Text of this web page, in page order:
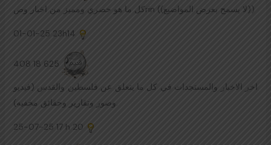
كل ما هو حصري ومميز من اخبار وصrin ((لا يسمح بعرض المواضيع))
01-01-25 23h14
408 18 625
اخر الاخبار والمستجدات في كل ما يتعلق عن فلسطين والقدس (فيديو
25-07-25 17 h 20